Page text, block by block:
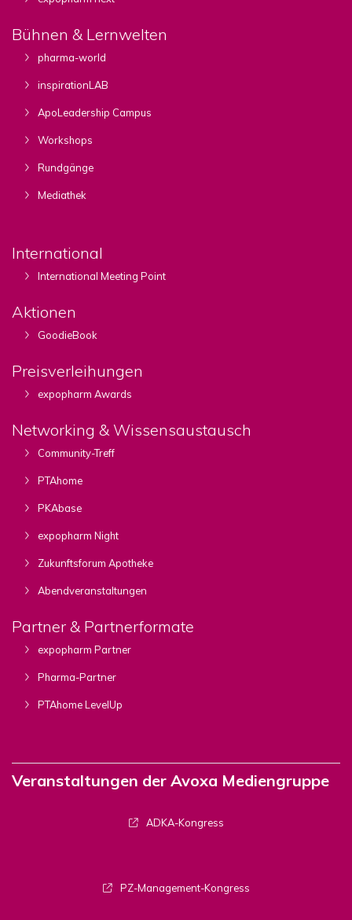
Bühnen & Lernwelten
pharma-world
inspirationLAB
ApoLeadership Campus
Workshops
Rundgänge
Mediathek
International
International Meeting Point
Aktionen
GoodieBook
Preisverleihungen
expopharm Awards
Networking & Wissensaustausch
Community-Treff
PTAhome
PKAbase
expopharm Night
Zukunftsforum Apotheke
Abendveranstaltungen
Partner & Partnerformate
expopharm Partner
Pharma-Partner
PTAhome LevelUp
Veranstaltungen der Avoxa Mediengruppe
ADKA-Kongress
PZ-Management-Kongress